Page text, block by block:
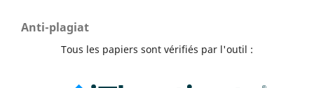
Anti-plagiat
Tous les papiers sont vérifiés par l'outil :